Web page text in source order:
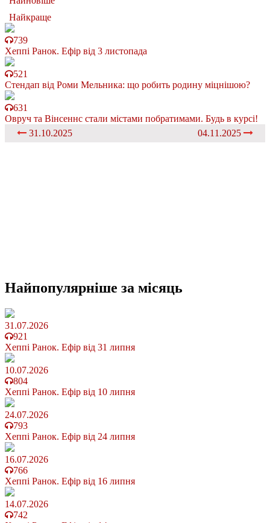
Найкраще
739
Хеппі Ранок. Ефір від 3 листопада
521
Стендап від Роми Мельника: що робить родину міцнішою?
631
Овруч та Вінсеннс стали містами побратимами. Будь в курсі!
31.10.2025
04.11.2025
Найпопулярніше за місяць
31.07.2026
921
Хеппі Ранок. Ефір від 31 липня
10.07.2026
804
Хеппі Ранок. Ефір від 10 липня
24.07.2026
793
Хеппі Ранок. Ефір від 24 липня
16.07.2026
766
Хеппі Ранок. Ефір від 16 липня
14.07.2026
742